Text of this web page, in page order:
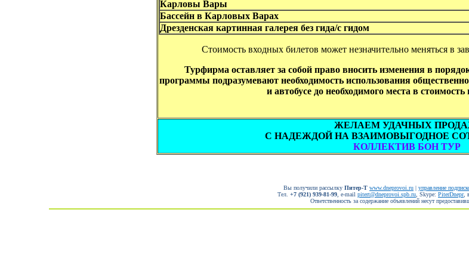
Карловы Вары
Бассейн в Карловых Варах
Дрезденская картинная галерея без гида/с гидом
Стоимость входных билетов может незначительно меняться в
Турфирма оставляет за собой право вносить изменения в
программы подразумевают необходимость использования
и автобусе до необходимого места в стоимость
ЖЕЛАЕМ УДАЧНЫХ
С НАДЕЖДОЙ НА ВЗАИМОВЫГОДНОЕ
КОЛЛЕКТИВ БОН ТУР
Вы получили рассылку Питер-Т www.dneprovoi.ru | управление
Тел. +7 (921) 939-81-99 , е-mail pitert@dneprovoi.spb.ru , Skype: PiterDnepr,
Ответственность за содержание объявлений несут